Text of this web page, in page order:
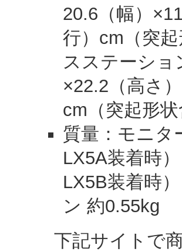
20.6（幅）
行）cm（突
スステーショ
×22.2（高さ
cm（突起形
質量：モニタ
LX5A装着時
LX5B装着時
ン 約0.55kg
下記サイトで